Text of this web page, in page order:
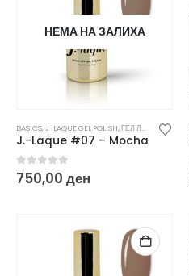
НЕМА НА ЗАЛИХА
BASICS,J-LAQUE GEL POLISH,ГЕЛ ЛАКОВИ
J.-Laque #07 – Mocha
0 out of 5
750,00 ден